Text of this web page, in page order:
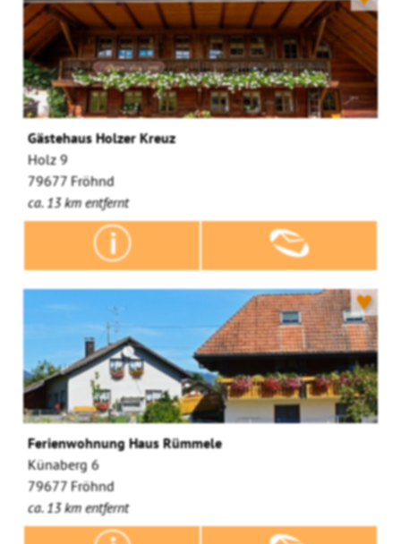
Gästehaus Holzer Kreuz
Holz 9
79677 Fröhnd
ca. 13 km entfernt
♥
Ferienwohnung Haus Rümmele
Künaberg 6
79677 Fröhnd
ca. 13 km entfernt